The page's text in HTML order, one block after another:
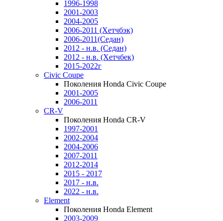
1996-1998
2001-2003
2004-2005
2006-2011 (Хетчбэк)
2006-2011(Седан)
2012 - н.в. (Седан)
2012 - н.в. (Хетчбек)
2015-2022г
Civic Coupe
Поколения Honda Civic Coupe
2001-2005
2006-2011
CR-V
Поколения Honda CR-V
1997-2001
2002-2004
2004-2006
2007-2011
2012-2014
2015 - 2017
2017 - н.в.
2022 - н.в.
Element
Поколения Honda Element
2003-2009